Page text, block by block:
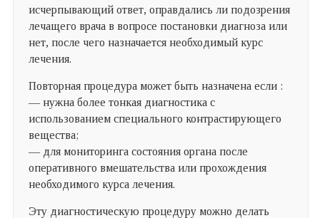
исчерпывающий ответ, оправдались ли подозрения
лечащего врача в вопросе постановки диагноза или
нет, после чего назначается необходимый курс
лечения.
Повторная процедура может быть назначена если :
— нужна более тонкая диагностика с
использованием специального контрастирующего
вещества;
— для мониторинга состояния органа после
оперативного вмешательства или прохождения
необходимого курса лечения.
Эту диагностическую процедуру можно делать